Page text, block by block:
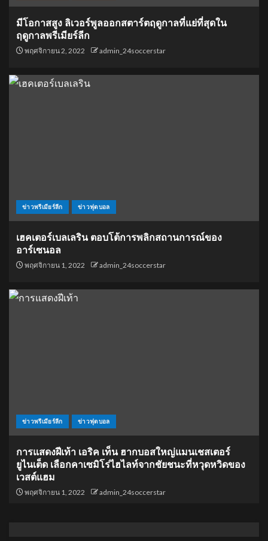
มีโอกาสสูง ลิเวอร์พูลออกสตาร์ตฤดูกาลที่แย่ที่สุดใน
ฤดูกาลพรีเมียร์ลีก
พฤศจิกายน 2, 2022 admin_24soccerstar
ข่าวพรีเมียร์ลีก ข่าวฟุตบอล
เฮคเตอร์เบลเลริน ตอบโต้การพลิกสถานการณ์ของ
อาร์เซนอล
พฤศจิกายน 1, 2022 admin_24soccerstar
ข่าวพรีเมียร์ลีก ข่าวฟุตบอล
การแสดงฝีเท้า เอริค เท็น ฮากบอสใหญ่แมนเชสเตอร์
ยูไนเต็ด เลือกคาเซมิโร่ไฮไลท์จากชัยชนะที่หวุดหวิดของ
เวสต์แฮม
พฤศจิกายน 1, 2022 admin_24soccerstar